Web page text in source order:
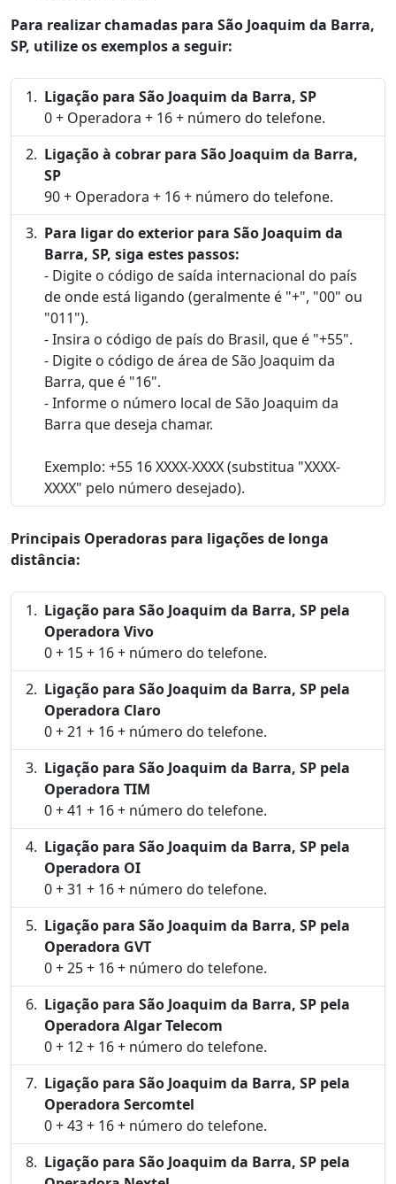
Para realizar chamadas para São Joaquim da Barra,
SP, utilize os exemplos a seguir:
Ligação para São Joaquim da Barra, SP
0 + Operadora + 16 + número do telefone.
Ligação à cobrar para São Joaquim da Barra,
SP
90 + Operadora + 16 + número do telefone.
Para ligar do exterior para São Joaquim da
Barra, SP, siga estes passos:
- Digite o código de saída internacional do país
de onde está ligando (geralmente é "+", "00" ou
"011").
- Insira o código de país do Brasil, que é "+55".
- Digite o código de área de São Joaquim da
Barra, que é "16".
- Informe o número local de São Joaquim da
Barra que deseja chamar.
Exemplo: +55 16 XXXX-XXXX (substitua "XXXX-
XXXX" pelo número desejado).
Principais Operadoras para ligações de longa
distância:
Ligação para São Joaquim da Barra, SP pela
Operadora Vivo
0 + 15 + 16 + número do telefone.
Ligação para São Joaquim da Barra, SP pela
Operadora Claro
0 + 21 + 16 + número do telefone.
Ligação para São Joaquim da Barra, SP pela
Operadora TIM
0 + 41 + 16 + número do telefone.
Ligação para São Joaquim da Barra, SP pela
Operadora OI
0 + 31 + 16 + número do telefone.
Ligação para São Joaquim da Barra, SP pela
Operadora GVT
0 + 25 + 16 + número do telefone.
Ligação para São Joaquim da Barra, SP pela
Operadora Algar Telecom
0 + 12 + 16 + número do telefone.
Ligação para São Joaquim da Barra, SP pela
Operadora Sercomtel
0 + 43 + 16 + número do telefone.
Ligação para São Joaquim da Barra, SP pela